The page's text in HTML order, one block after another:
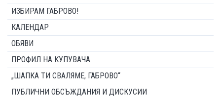
ИЗБИРАМ ГАБРОВО!
КАЛЕНДАР
ОБЯВИ
ПРОФИЛ НА КУПУВАЧА
„ШАПКА ТИ СВАЛЯМЕ, ГАБРОВО“
ПУБЛИЧНИ ОБСЪЖДАНИЯ И ДИСКУСИИ